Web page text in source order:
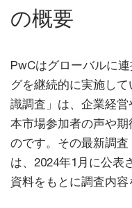
の概要
PwCはグローバルに
グを継続的に実施し
識調査」は、企業経
本市場参加者の声や
のです。その最新調
は、2024年1月に公表
資料をもとに調査内容